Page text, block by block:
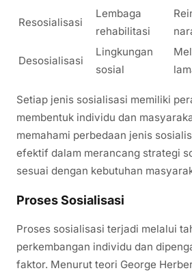
Resosialisasi
Lembaga
rehabilitasi
Desosialisasi
Lingkungan
sosial
Setiap jenis sosialisasi memiliki
membentuk individu dan
memahami perbedaan jenis
efektif dalam merancang strategi
sesuai dengan kebutuhan
Proses Sosialisasi
Proses sosialisasi terjadi melalui
perkembangan individu dan
faktor. Menurut teori George